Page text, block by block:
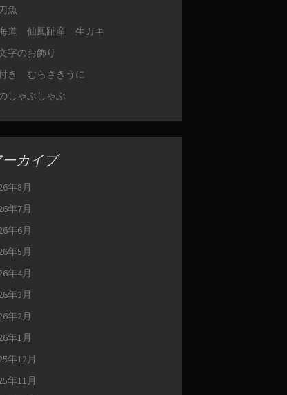
魚
道 仙鳳趾産 生カキ
字のお飾り
き むらさきうに
しゃぶしゃぶ
ーカイブ
年8月
年7月
年6月
年5月
年4月
年3月
年2月
年1月
年12月
年11月